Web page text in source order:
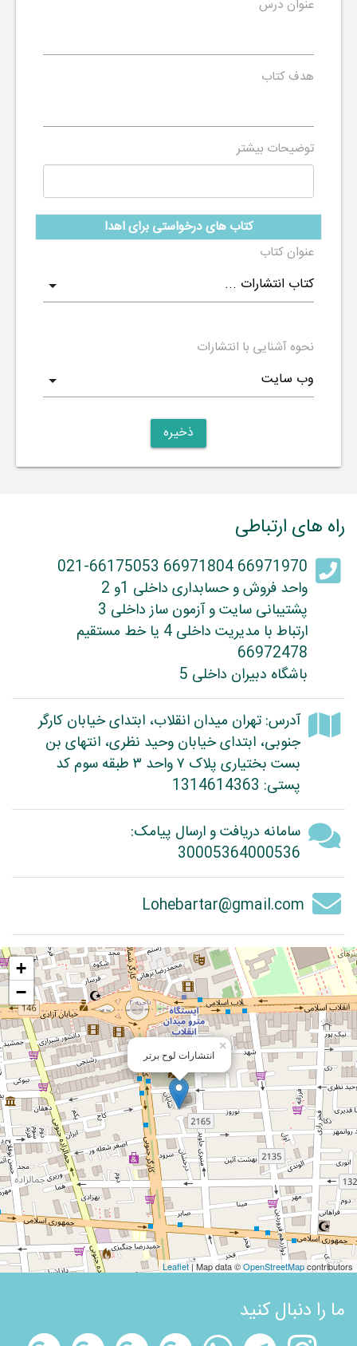
عنوان درس
هدف کتاب
توضیحات بیشتر
کتاب های درخواستی برای اهدا
عنوان کتاب
نحوه آشنایی با انتشارات
ذخیره
راه های ارتباطی
66971970 66971804 021-66175053
واحد فروش و حسابداری داخلی 1و 2
پشتیبانی سایت و آزمون ساز داخلی 3
ارتباط با مدیریت داخلی 4 یا خط مستقیم
66972478
باشگاه دبیران داخلی 5
آدرس: تهران میدان انقلاب، ابتدای خیابان کارگر
جنوبی، ابتدای خیابان وحید نظری، انتهای بن
بست بختیاری پلاک ۷ واحد ۳ طبقه سوم کد
پستی: 1314614363
سامانه دریافت و ارسال پیامک:
30005364000536
Lohebartar@gmail.com
انتشارات لوح برتر
×
+
−
Leaflet| Map data ©OpenStreetMapcontributors
ما را دنبال کنید